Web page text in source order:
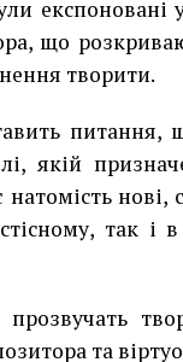
експоновані
що
творити.
якій
нові,
так і
та